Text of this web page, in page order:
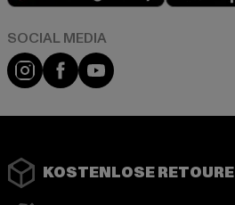
Instagram
FacebookYouTube
KOSTENLOSE RETOURE